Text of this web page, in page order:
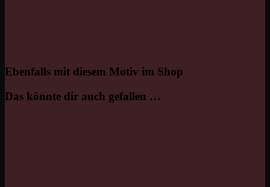
Ebenfalls mit diesem Motiv im Shop
Das könnte dir auch gefallen …